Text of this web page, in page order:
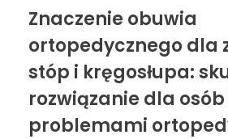
Znaczenie obuwia
ortopedycznego dla
stóp i kręgosłupa:
rozwiązanie dla osób
problemami